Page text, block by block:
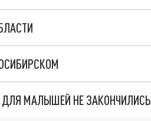
МАЛЫШЕЙ НЕ ЗАКОНЧИЛИСЬ